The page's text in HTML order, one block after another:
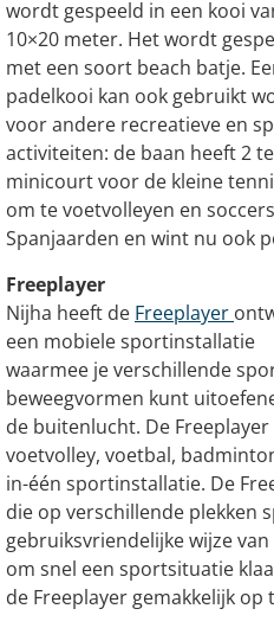
wordt gespeeld in een kooi
10×20 meter. Het wordt
met een soort beach batje.
padelkooi kan ook gebruikt
voor andere recreatieve en
activiteiten: de baan heeft 2
minicourt voor de kleine
om te voetvolleyen en
Spanjaarden en wint nu ook
Freeplayer
Nijha heeft de Freeplayer
een mobiele sportinstallatie
waarmee je verschillende
beweegvormen kunt
de buitenlucht. De
voetvolley, voetbal,
in-één sportinstallatie. De
die op verschillende plekken
gebruiksvriendelijke wijze
om snel een sportsituatie
de Freeplayer gemakkelijk op